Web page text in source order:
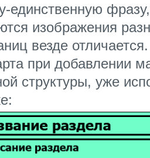
единственную
изображения
везде
при добавлении
структуры, уже